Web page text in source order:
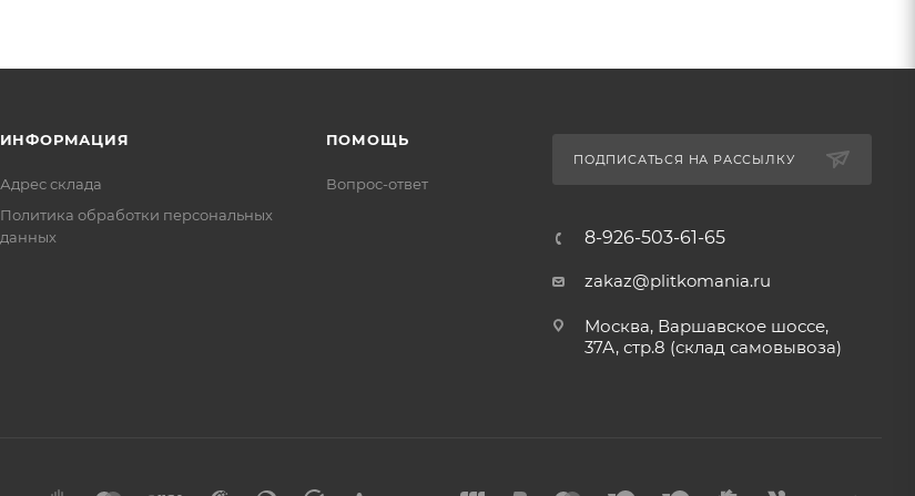
ИНФОРМАЦИЯ
Адрес склада
Политика обработки персональных
данных
ПОМОЩЬ
Вопрос-ответ
ПОДПИСАТЬСЯ НА РАССЫЛКУ
8-926-503-61-65
zakaz@plitkomania.ru
Москва, Варшавское шоссе,
37А, стр.8 (склад самовывоза)